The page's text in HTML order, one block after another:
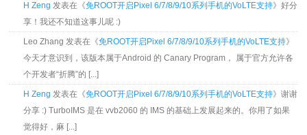
H Zeng 发表在《免ROOT开启Pixel 6/7/8/9/10系列手机的VoLTE支持》好分
享！我还不知道这事儿呢 :)
Leo Zhang 发表在《免ROOT开启Pixel 6/7/8/9/10系列手机的VoLTE支持》
今天才意识到，该版本属于Android 的 Canary Program， 属于官方允许各
个开发者“折腾”的 [...]
H Zeng 发表在《免ROOT开启Pixel 6/7/8/9/10系列手机的VoLTE支持》谢谢
分享 :) TurboIMS 是在 vvb2060 的 IMS 的基础上发展起来的。你用了如果
觉得好，麻 [...]